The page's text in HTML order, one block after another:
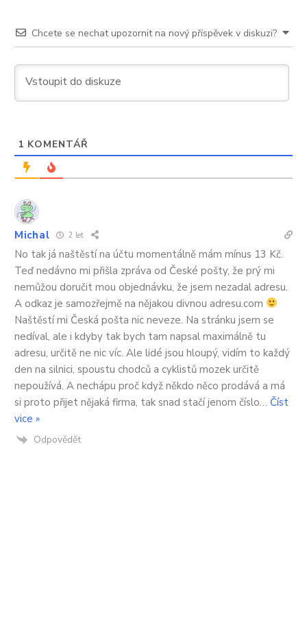
Chcete se nechat upozornit na nový příspěvek v diskuzi?
1 KOMENTÁŘ
Michal 2 let
No tak já naštěstí na účtu momentálně mám mínus 13 Kč.
Teď nedávno mi přišla zpráva od České pošty, že prý mi
nemůžou doručit mou objednávku, že jsem nezadal adresu.
A odkaz je samozřejmě na nějakou divnou adresu.com
Naštěstí mi Česká pošta nic neveze. Na stránku jsem se
nedíval, ale i kdyby tak bych tam napsal maximálně tu
adresu, určitě ne nic víc. Ale lidé jsou hloupý, vidím to každý
den na silnici, spoustu chodců a cyklistů mozek určitě
nepoužívá. A nechápu proč když někdo něco prodává a má
si proto přijet nějaká firma, tak snad stačí jenom číslo… Číst
vice »
Odpovědět